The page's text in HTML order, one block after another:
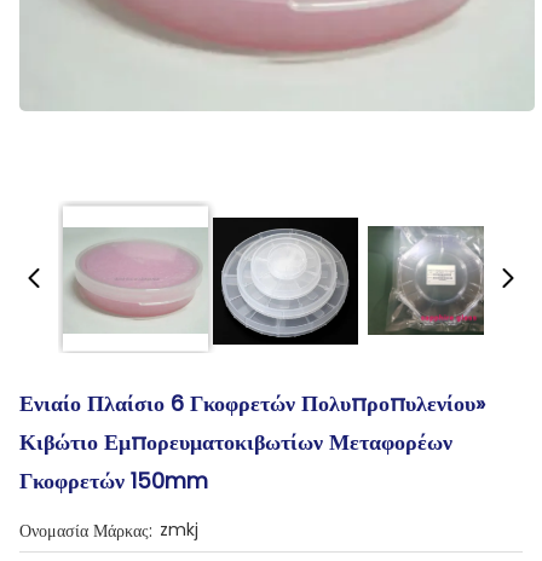
Ενιαίο Πλαίσιο 6 Γκοφρετών Πολυπροπυλενίου»
Κιβώτιο Εμπορευματοκιβωτίων Μεταφορέων
Γκοφρετών 150mm
Ονομασία Μάρκας: zmkj